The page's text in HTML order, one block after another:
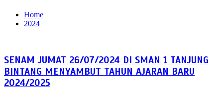
Home
2024
SENAM JUMAT 26/07/2024 DI SMAN 1 TANJUNG
BINTANG MENYAMBUT TAHUN AJARAN BARU
2024/2025